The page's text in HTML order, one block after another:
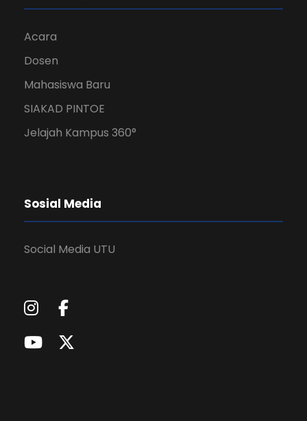
Acara
Dosen
Mahasiswa Baru
SIAKAD PINTOE
Jelajah Kampus 360°
Sosial Media
Social Media UTU